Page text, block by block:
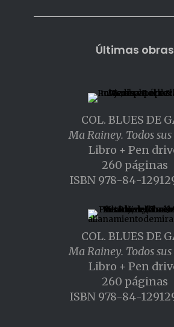
Últimas obras
COL. BLUES DE
Ma Rainey. Todos sus
Libro + Pen
260 páginas
ISBN 978-84-
COL. BLUES DE
Ma Rainey. Todos sus
Libro + Pen
260 páginas
ISBN 978-84-